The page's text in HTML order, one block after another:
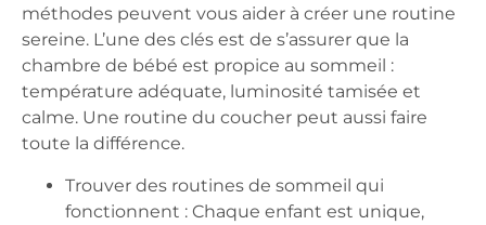
méthodes peuvent vous aider à créer une routine
sereine. L’une des clés est de s’assurer que la
chambre de bébé est propice au sommeil :
température adéquate, luminosité tamisée et
calme. Une routine du coucher peut aussi faire
toute la différence.
Trouver des routines de sommeil qui
fonctionnent : Chaque enfant est unique,